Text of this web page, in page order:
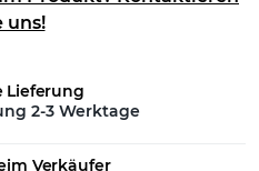
uns!
Lieferung
2-3 Werktage
Verkäufer